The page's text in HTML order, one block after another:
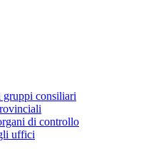
gruppi consiliari
di controllo
uffici